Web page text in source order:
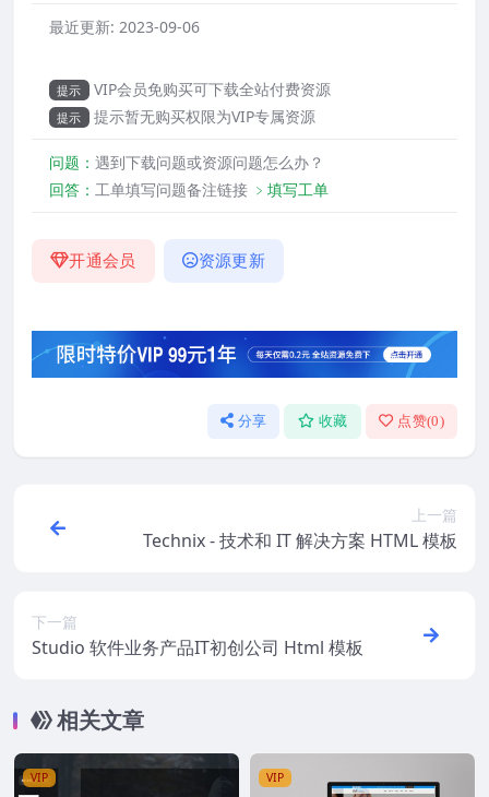
最近更新: 2023-09-06
提示 VIP会员免购买可下载全站付费资源
提示 提示暂无购买权限为VIP专属资源
问题： 遇到下载问题或资源问题怎么办？
回答： 工单填写问题备注链接 ﹥填写工单
开通会员 资源更新
分享 收藏 点赞(0)
上一篇
Technix - 技术和 IT 解决方案 HTML 模板
下一篇
Studio 软件业务产品IT初创公司 Html 模板
相关文章
VIP VIP